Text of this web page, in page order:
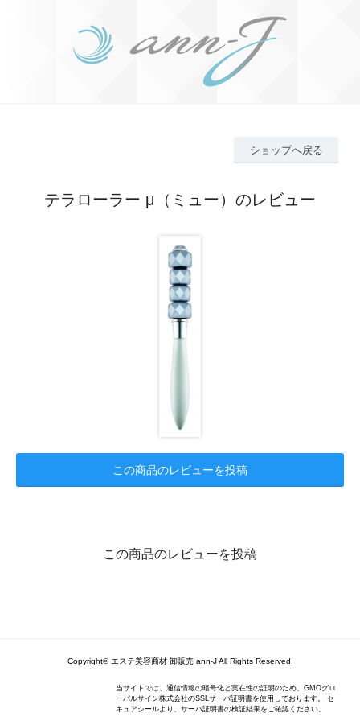
ショップへ戻る
テラローラー μ（ミュー）のレビュー
この商品のレビューを投稿
この商品のレビューを投稿
Copyright© エステ美容商材 卸販売 ann-J All Rights Reserved.
当サイトでは、通信情報の暗号化と実在性の証明のため、GMOグロ
ーバルサイン株式会社のSSLサーバ証明書を使用しております。 セ
キュアシールより、サーバ証明書の検証結果をご確認ください。